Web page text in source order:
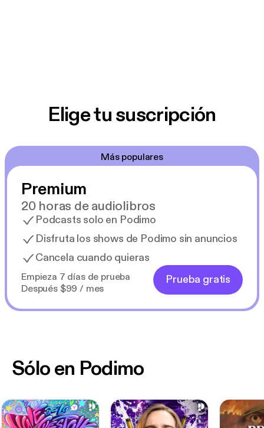
Elige tu suscripción
Más populares
Premium
20 horas de audiolibros
Podcasts solo en Podimo
Disfruta los shows de Podimo sin anuncios
Cancela cuando quieras
Empieza 7 días de prueba
Después $99 / mes
Prueba gratis
Sólo en Podimo